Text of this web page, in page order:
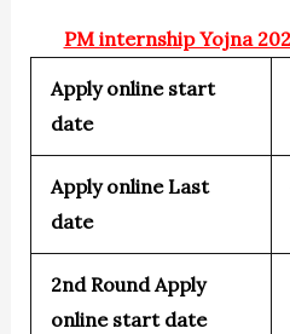
PM internship Yojna
Apply online start
date
Apply online Last
date
2nd Round Apply
online start date